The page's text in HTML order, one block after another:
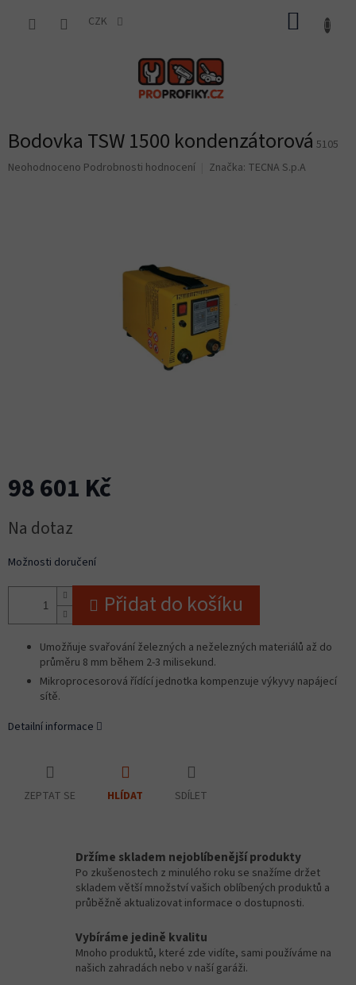
CZK
Bodovka TSW 1500 kondenzátorová 5105
Průměrné
Neohodnoceno Podrobnosti hodnocení Značka: TECNA S.p.A
98 601 Kč
cena:
Na dotaz
Možnosti doručení
Přidat do košíku
Umožňuje svařování železných a neželezných materiálů až do
průměru 8 mm během 2-3 milisekund.
Mikroprocesorová řídící jednotka kompenzuje výkyvy napájecí
sítě.
Detailní informace
ZEPTAT SE HLÍDAT SDÍLET
Držíme skladem nejoblíbenější produkty
Po zkušenostech z minulého roku se snažíme držet
skladem větší množství vašich oblíbených produktů a
průběžně aktualizovat informace o dostupnosti.
Vybíráme jedině kvalitu
Mnoho produktů, které zde vidíte, sami používáme na
našich zahradách nebo v naší garáži.